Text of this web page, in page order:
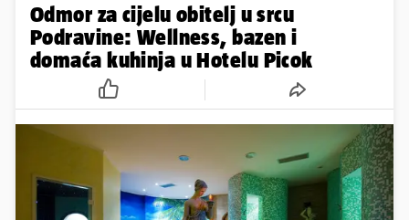
Odmor za cijelu obitelj u srcu
Podravine: Wellness, bazen i
domaća kuhinja u Hotelu Picok